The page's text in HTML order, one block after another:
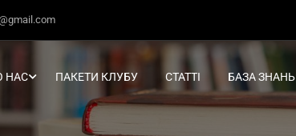
НАС ПАКЕТИ КЛУБУ СТАТТІ БАЗА ЗНАНЬ